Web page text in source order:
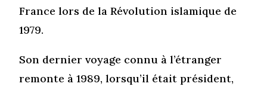
France lors de la Révolution islamique de
1979.
Son dernier voyage connu à l’étranger
remonte à 1989, lorsqu’il était président,